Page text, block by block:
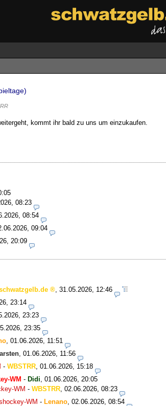
kommt ihr bald zu uns um einzukaufen.
08:23
08:54
09:04
20:09
31.05.2026, 12:46
23:14
23:23
23:35
01.06.2026, 11:51
01.06.2026, 11:56
- WBSTRR 01.06.2026, 15:18
WM - Didi 01.06.2026, 20:05
WM - WBSTRR 02.06.2026, 08:23
WM - Lenano 02.06.2026, 08:54